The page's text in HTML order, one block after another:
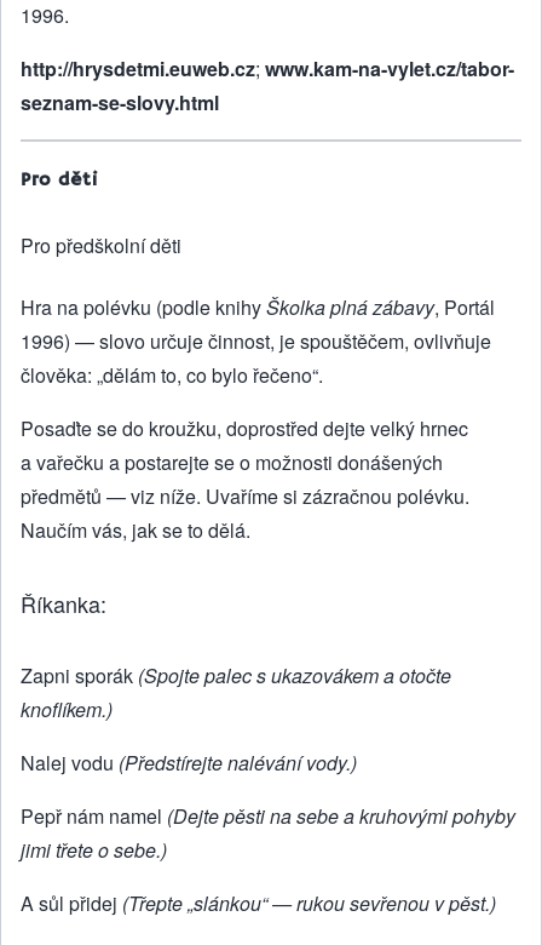
1996.
http://hrysdetmi.euweb.cz; www.kam-na-vylet.cz/tabor-
seznam-se-slovy.html
Pro děti
Pro předškolní děti
Hra na polévku (podle knihyŠkolka plná zábavy, Portál
1996) — slovo určuje činnost, je spouštěčem, ovlivňuje
člověka: „dělám to, co bylo řečeno“.
Posaďte se do kroužku, doprostřed dejte velký hrnec
a vařečku a postarejte se o možnosti donášených
předmětů — viz níže. Uvaříme si zázračnou polévku.
Naučím vás, jak se to dělá.
Říkanka:
Zapni sporák (Spojte palec s ukazovákem a otočte
knoflíkem.)
Nalej vodu (Předstírejte nalévání vody.)
Pepř nám namel (Dejte pěsti na sebe a kruhovými pohyby
jimi třete o sebe.)
A sůl přidej (Třepte „slánkou“ — rukou sevřenou v pěst.)